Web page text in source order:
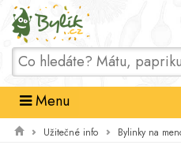
Domů
Menu
Užitečné info Bylinky na